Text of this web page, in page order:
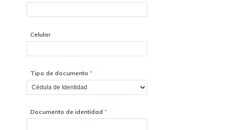
Celular
Tipo de documento
Documento de identidad